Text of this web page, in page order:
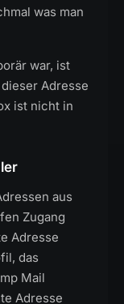
was man
war, ist
Adresse
ist nicht in
aus
Zugang
Adresse
das
Mail
Adresse